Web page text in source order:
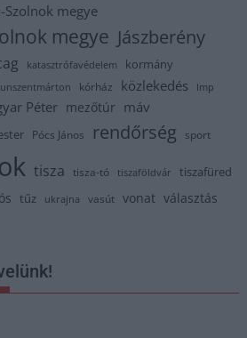
Szolnok megye
megye Jászberény
katasztrófavédelem kormány
kórház közlekedés lmp
Péter mezőtúr máv
Pócs János rendőrség sport
tisza tisza-tó tiszaföldvár tiszafüred
tűz ukrajna vasút vonat választás